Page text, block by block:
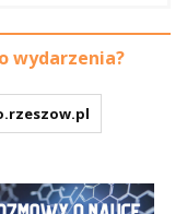
wydarzenia?